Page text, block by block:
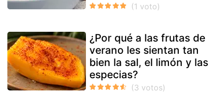
¿Por qué a las frutas de
verano les sientan tan
bien la sal, el limón y las
especias?